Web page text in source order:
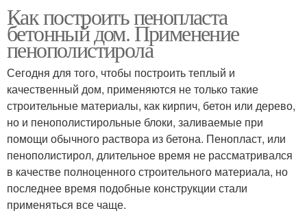
Как построить пенопласта
бетонный дом. Применение
пенополистирола
Сегодня для того, чтобы построить теплый и
качественный дом, применяются не только такие
строительные материалы, как кирпич, бетон или дерево,
но и пенополистирольные блоки, заливаемые при
помощи обычного раствора из бетона. Пенопласт, или
пенополистирол, длительное время не рассматривался
в качестве полноценного строительного материала, но
последнее время подобные конструкции стали
применяться все чаще.